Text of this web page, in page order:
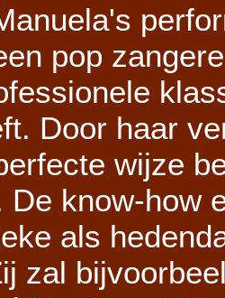
pop
Door haar
wijze
De know-how
als
zal